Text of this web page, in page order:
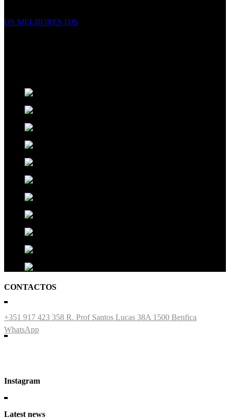
OS MELHORES DJS
CONTACTOS
+351 917 423 358 R. Prof Santos Lucas 38A 1500 Benfica
WhatsApp
Instagram
Latest news